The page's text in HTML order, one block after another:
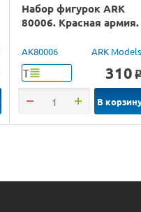
Набор фигурок ARK
80006. Красная армия.
AK80006 ARK Models
Т 310 o
В